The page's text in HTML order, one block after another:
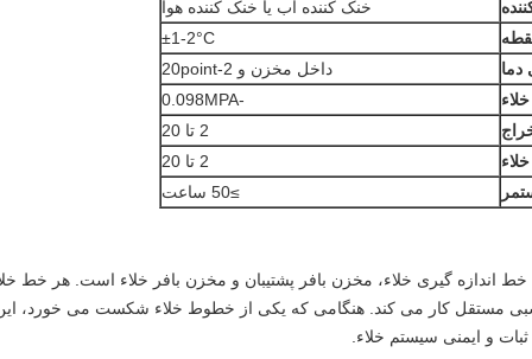
خنک کننده آب یا خنک کننده هوا
±1-2°C
دما
داخل مخزن و 2-20point
-0.098MPA
2 تا 20
2 تا 20
≥50 ساعت
اندازه گیری خلاء، مخزن بافر پشتیبان و مخزن بافر خلاء است. هر خط
مستقل کار می کند. هنگامی که یکی از خطوط خلاء شکست می خورد، این
و ایمنی سیستم خلاء.